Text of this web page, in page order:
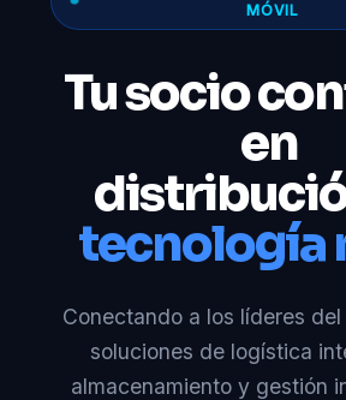
MÓVIL
Tu socio
en
tecnología
Conectando a los líderes
soluciones de logística
almacenamiento y gestión